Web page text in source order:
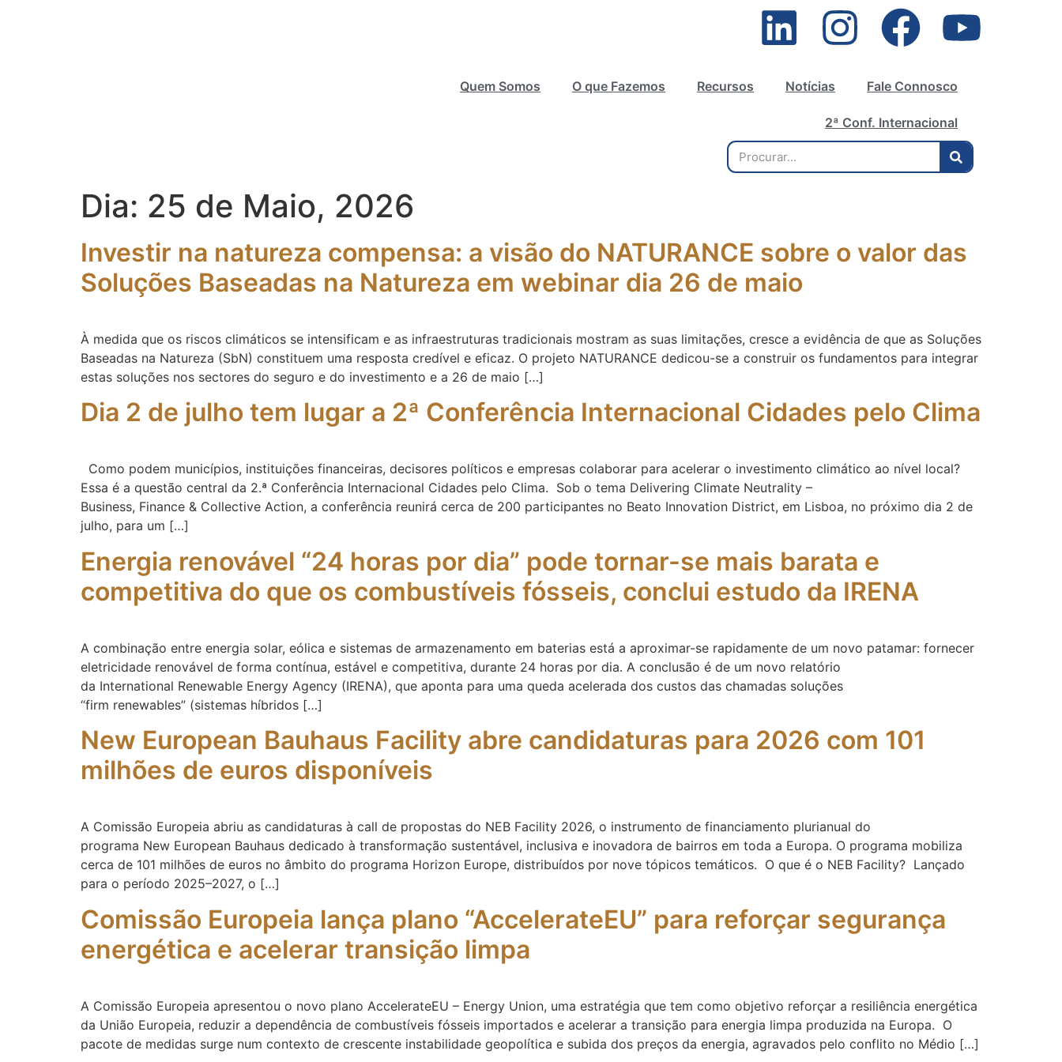
Quem Somos O que Fazemos Recursos Notícias Fale Connosco
2ª Conf. Internacional
Dia: 25 de Maio, 2026
Investir na natureza compensa: a visão do NATURANCE sobre o valor das
Soluções Baseadas na Natureza em webinar dia 26 de maio
À medida que os riscos climáticos se intensificam e as infraestruturas tradicionais mostram as suas limitações, cresce a evidência de que as Soluções
Baseadas na Natureza (SbN) constituem uma resposta credível e eficaz. O projeto NATURANCE dedicou-se a construir os fundamentos para integrar
estas soluções nos sectores do seguro e do investimento e a 26 de maio […]
Dia 2 de julho tem lugar a 2ª Conferência Internacional Cidades pelo Clima
Como podem municípios, instituições financeiras, decisores políticos e empresas colaborar para acelerar o investimento climático ao nível local?
Essa é a questão central da 2.ª Conferência Internacional Cidades pelo Clima. Sob o tema Delivering Climate Neutrality –
Business, Finance & Collective Action, a conferência reunirá cerca de 200 participantes no Beato Innovation District, em Lisboa, no próximo dia 2 de
julho, para um […]
Energia renovável “24 horas por dia” pode tornar-se mais barata e
competitiva do que os combustíveis fósseis, conclui estudo da IRENA
A combinação entre energia solar, eólica e sistemas de armazenamento em baterias está a aproximar-se rapidamente de um novo patamar: fornecer
eletricidade renovável de forma contínua, estável e competitiva, durante 24 horas por dia. A conclusão é de um novo relatório
da International Renewable Energy Agency (IRENA), que aponta para uma queda acelerada dos custos das chamadas soluções
“firm renewables” (sistemas híbridos […]
New European Bauhaus Facility abre candidaturas para 2026 com 101
milhões de euros disponíveis
A Comissão Europeia abriu as candidaturas à call de propostas do NEB Facility 2026, o instrumento de financiamento plurianual do
programa New European Bauhaus dedicado à transformação sustentável, inclusiva e inovadora de bairros em toda a Europa. O programa mobiliza
cerca de 101 milhões de euros no âmbito do programa Horizon Europe, distribuídos por nove tópicos temáticos. O que é o NEB Facility? Lançado
para o período 2025–2027, o […]
Comissão Europeia lança plano “AccelerateEU” para reforçar segurança
energética e acelerar transição limpa
A Comissão Europeia apresentou o novo plano AccelerateEU – Energy Union, uma estratégia que tem como objetivo reforçar a resiliência energética
da União Europeia, reduzir a dependência de combustíveis fósseis importados e acelerar a transição para energia limpa produzida na Europa. O
pacote de medidas surge num contexto de crescente instabilidade geopolítica e subida dos preços da energia, agravados pelo conflito no Médio […]